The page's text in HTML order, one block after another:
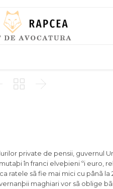
 
private de pensii, guvernul
în franci elveþieni ºi euro,
sã fie mai mici cu pânã la
maghiari vor sã oblige